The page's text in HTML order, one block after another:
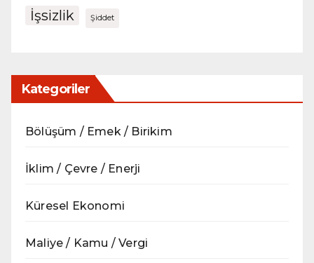
İşsizlik Şiddet
Kategoriler
Bölüşüm / Emek / Birikim
İklim / Çevre / Enerji
Küresel Ekonomi
Maliye / Kamu / Vergi